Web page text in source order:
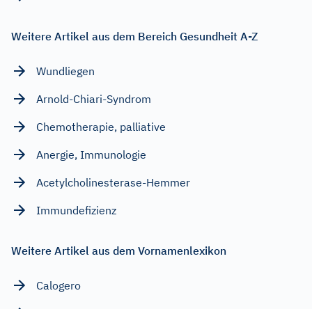
Weitere Artikel aus dem Bereich Gesundheit A-Z
Wundliegen
Arnold-Chiari-Syndrom
Chemotherapie, palliative
Anergie, Immunologie
Acetylcholinesterase-Hemmer
Immundefizienz
Weitere Artikel aus dem Vornamenlexikon
Calogero